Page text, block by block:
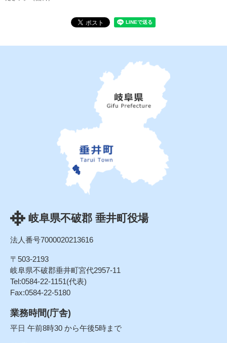
岐阜県不破郡 垂井町役場
法人番号7000020213616
〒503-2193
岐阜県不破郡垂井町宮代2957-11
Tel:0584-22-1151(代表)
Fax:0584-22-5180
業務時間(庁舎)
平日 午前8時30 から午後5時まで